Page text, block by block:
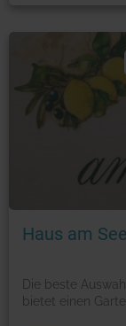
Haus am See
Die beste
bietet einen